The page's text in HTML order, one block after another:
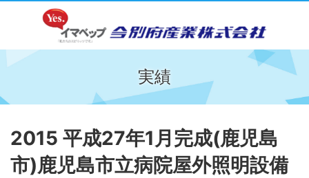
実績
2015 平成27年1月完成(鹿児島
市)鹿児島市立病院屋外照明設備